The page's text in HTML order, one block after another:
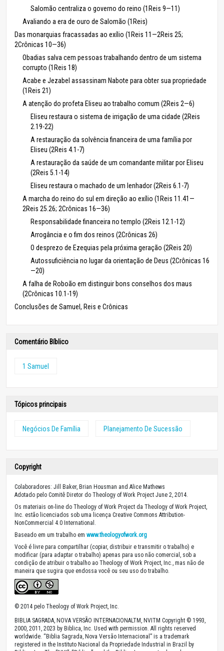
Salomão centraliza o governo do reino (1Reis 9—11)
Avaliando a era de ouro de Salomão (1Reis)
Das monarquias fracassadas ao exílio (1Reis 11—2Reis 25;
2Crônicas 10—36)
Obadias salva cem pessoas trabalhando dentro de um sistema
corrupto (1Reis 18)
Acabe e Jezabel assassinam Nabote para obter sua propriedade
(1Reis 21)
A atenção do profeta Eliseu ao trabalho comum (2Reis 2—6)
Eliseu restaura o sistema de irrigação de uma cidade (2Reis
2.19-22)
A restauração da solvência financeira de uma família por
Eliseu (2Reis 4.1-7)
A restauração da saúde de um comandante militar por Eliseu
(2Reis 5.1-14)
Eliseu restaura o machado de um lenhador (2Reis 6.1-7)
A marcha do reino do sul em direção ao exílio (1Reis 11.41—
2Reis 25.26; 2Crônicas 16—36)
Responsabilidade financeira no templo (2Reis 12.1-12)
Arrogância e o fim dos reinos (2Crônicas 26)
O desprezo de Ezequias pela próxima geração (2Reis 20)
Autossuficiência no lugar da orientação de Deus (2Crônicas 16
—20)
A falha de Roboão em distinguir bons conselhos dos maus
(2Crônicas 10.1-19)
Conclusões de Samuel, Reis e Crônicas
Comentário Bíblico
1 Samuel
Tópicos principais
Negócios De Família Planejamento De Sucessão
Copyright
Colaboradores: Jill Baker, Brian Housman and Alice Mathews
Adotado pelo Comitê Diretor do Theology of Work Project June 2, 2014.
Os materiais on-line do Theology of Work Project da Theology of Work Project,
Inc. estão licenciados sob uma licença Creative Commons Attribution-
NonCommercial 4.0 International.
Baseado em um trabalho em www.theologyofwork.org
Você é livre para compartilhar (copiar, distribuir e transmitir o trabalho) e
modificar (para adaptar o trabalho) apenas para uso não comercial, sob a
condição de atribuir o trabalho ao Theology of Work Project, Inc., mas não de
maneira que sugira que endossa você ou seu uso do trabalho.
© 2014 pelo Theology of Work Project, Inc.
BIBLIA SAGRADA, NOVA VERSÃO INTERNACIONALTM, NVITM Copyright © 1993,
2000, 2011, 2023 by Biblica, Inc. Used with permission. All rights reserved
worldwide. “Biblia Sagrada, Nova Versão Internacional” is a trademark
registered in the Instituto Nacional da Propriedade Industrial in Brazil by